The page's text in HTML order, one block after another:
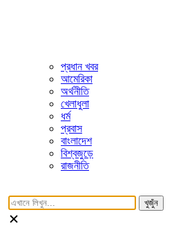
প্রধান খবর
আমেরিকা
অর্থনীতি
খেলাধুলা
ধর্ম
প্রবাস
বাংলাদেশ
বিশ্বজুড়ে
রাজনীতি
খুজুঁন